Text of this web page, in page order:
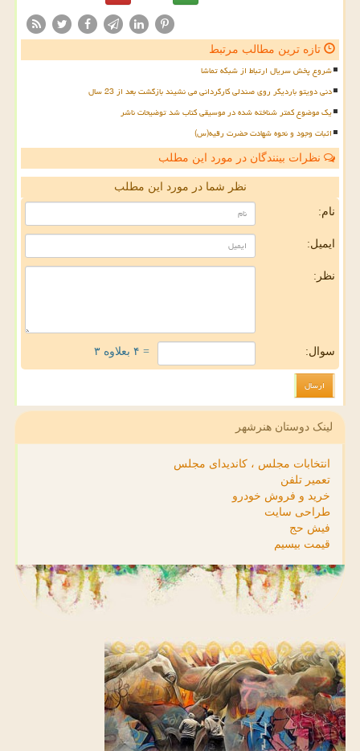
تازه ترین مطالب مرتبط
شروع پخش سریال ارتباط از شبکه تماشا
دنی دویتو باردیگر روی صندلی کارگردانی می نشیند بازگشت بعد از 23 سال
یک موضوع کمتر شناخته شده در موسیقی کتاب شد توضیحات ناشر
اثبات وجود و نحوه شهادت حضرت رقیه(س)
نظرات بینندگان در مورد این مطلب
نظر شما در مورد این مطلب
نام:
ایمیل:
نظر:
سوال: = ۴ بعلاوه ۳
لینک دوستان هنرشهر
انتخابات مجلس ، کاندیدای مجلس
تعمیر تلفن
خرید و فروش خودرو
طراحی سایت
فیش حج
قیمت بیسیم